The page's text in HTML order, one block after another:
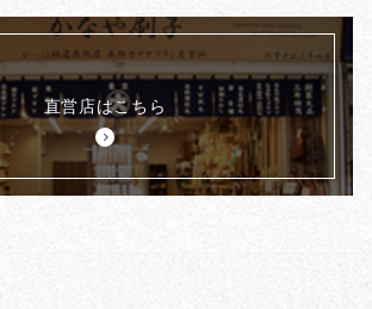
直営店はこちら